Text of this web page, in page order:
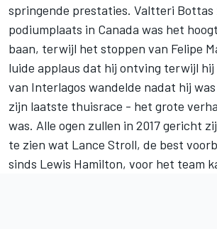
springende prestaties. Valtteri Bottas
podiumplaats in Canada was het
baan, terwijl het stoppen van Felipe
luide applaus dat hij ontving terwijl
van Interlagos wandelde nadat hij
zijn laatste thuisrace - het grote
was. Alle ogen zullen in 2017 gericht
te zien wat Lance Stroll, de best
sinds Lewis Hamilton, voor het team